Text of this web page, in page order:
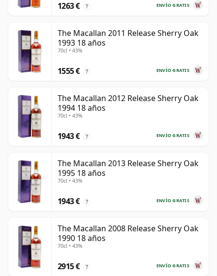
ENVÍO GRATIS
1263 € ?
The Macallan 2011 Release Sherry Oak
1993 18 años
70cl • 43%
ENVÍO GRATIS
1555 € ?
The Macallan 2012 Release Sherry Oak
1994 18 años
70cl • 43%
ENVÍO GRATIS
1943 € ?
The Macallan 2013 Release Sherry Oak
1995 18 años
70cl • 43%
ENVÍO GRATIS
1943 € ?
The Macallan 2008 Release Sherry Oak
1990 18 años
70cl • 43%
ENVÍO GRATIS
2915 € ?